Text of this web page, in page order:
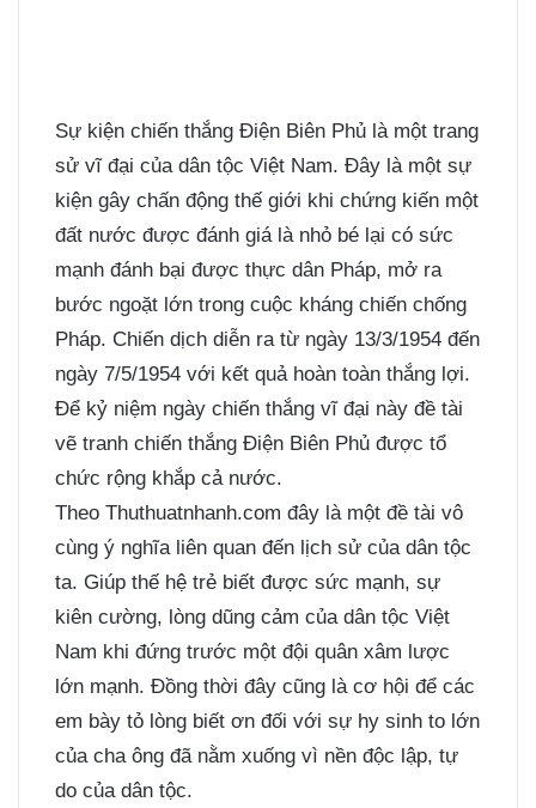
Sự kiện chiến thắng Điện Biên Phủ là một trang
sử vĩ đại của dân tộc Việt Nam. Đây là một sự
kiện gây chấn động thế giới khi chứng kiến một
đất nước được đánh giá là nhỏ bé lại có sức
mạnh đánh bại được thực dân Pháp, mở ra
bước ngoặt lớn trong cuộc kháng chiến chống
Pháp. Chiến dịch diễn ra từ ngày 13/3/1954 đến
ngày 7/5/1954 với kết quả hoàn toàn thắng lợi.
Để kỷ niệm ngày chiến thắng vĩ đại này đề tài
vẽ tranh chiến thắng Điện Biên Phủ được tổ
chức rộng khắp cả nước.
Theo Thuthuatnhanh.com đây là một đề tài vô
cùng ý nghĩa liên quan đến lịch sử của dân tộc
ta. Giúp thế hệ trẻ biết được sức mạnh, sự
kiên cường, lòng dũng cảm của dân tộc Việt
Nam khi đứng trước một đội quân xâm lược
lớn mạnh. Đồng thời đây cũng là cơ hội để các
em bày tỏ lòng biết ơn đối với sự hy sinh to lớn
của cha ông đã nằm xuống vì nền độc lập, tự
do của dân tộc.